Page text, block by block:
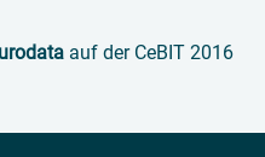
auf der CeBIT 2016